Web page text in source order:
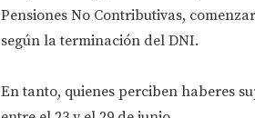
Pensiones No Contributivas,
según la terminación del DNI.
En tanto, quienes perciben haberes